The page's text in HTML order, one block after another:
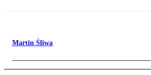
Martin Śliwa